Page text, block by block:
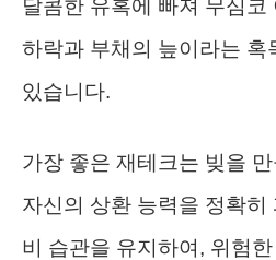
달콤한 유혹에 빠져 무심코
하락과 부채의 늪이라는 혹
있습니다.
가장 좋은 재테크는 빚을
자신의 상환 능력을 정확히
비 습관을 유지하여, 위험